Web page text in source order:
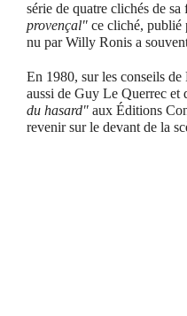
série de quatre clichés de
provençal" ce cliché, publié
nu par Willy Ronis a
En 1980, sur les conseils
aussi de Guy Le Querrec
du hasard" aux Éditions
revenir sur le devant de la